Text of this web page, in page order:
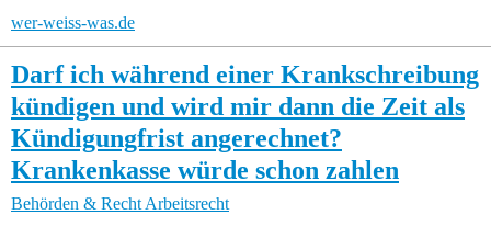
wer-weiss-was.de
Darf ich während einer Krankschreibung
kündigen und wird mir dann die Zeit als
Kündigungfrist angerechnet?
Krankenkasse würde schon zahlen
Behörden & Recht Arbeitsrecht